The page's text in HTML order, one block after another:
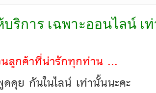
ริการ เฉพาะออนไลน์ เ
ลูกค้าที่น่ารักทุกท่าน ...
คุย กันในไลน์ เท่านั้นนะคะ